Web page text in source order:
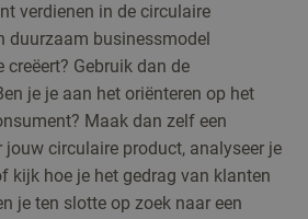
verdienen in de circulaire
duurzaam businessmodel
Gebruik dan de
je je aan het oriënteren op het
Maak dan zelf een
jouw circulaire product, analyseer je
kijk hoe je het gedrag van klanten
je ten slotte op zoek naar een